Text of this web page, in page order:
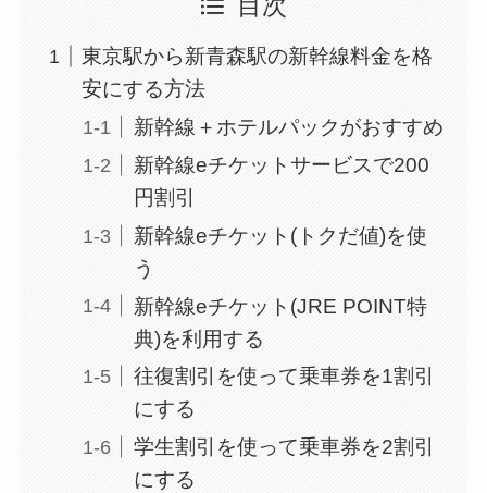
目次
東京駅から新青森駅の新幹線料金を格
安にする方法
新幹線＋ホテルパックがおすすめ
新幹線eチケットサービスで200
円割引
新幹線eチケット(トクだ値)を使
う
新幹線eチケット(JRE POINT特
典)を利用する
往復割引を使って乗車券を1割引
にする
学生割引を使って乗車券を2割引
にする